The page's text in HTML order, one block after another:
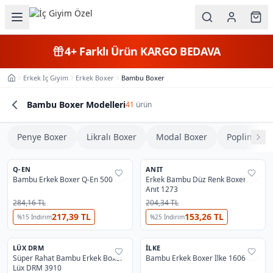
Ana içeriğe geç
Kategorileri
Çocuk
Fantazi
Beden
Markalar
4+Farklı Ürün KARGO BEDAVA
Ana SayfaErkek İç Giyim Erkek Boxer Bambu Boxer
Bambu Boxer Modelleri41 ürün
Penye Boxer Likralı Boxer Modal Boxer Poplin
Ürün Listesi
%31
⭐Yıldız Fırsat
OUTLET 4
Q-EN
Bambu Erkek Boxer Q-En 500
284,16 TL
%15 İndirim217,39 TL
%31
8
ANIT
Erkek Bambu Düz Renk Boxer
Anıt 1273
204,34 TL
%25 İndirim153,26 TL
%25
En Çok Satan#5
LÜX DRM
Süper Rahat Bambu Erkek Boxer
Lüx DRM 3910
%41
En Çok Satan#2
İLKE
Bambu Erkek Boxer İlke 1606